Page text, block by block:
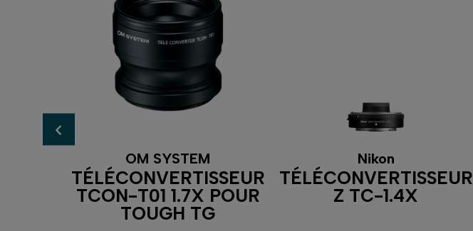
OM SYSTEM
TÉLÉCONVERTISSEUR
TCON-T01 1.7X POUR
TOUGH TG
Nikon
TÉLÉCONVERTISSEUR
Z TC-1.4X